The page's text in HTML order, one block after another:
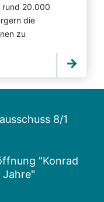
rund 20.000
die
zu
8/1
"Konrad
Jahre"